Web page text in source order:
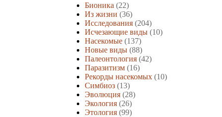
Бионика (22)
Из жизни (36)
Исследования (204)
Исчезающие виды (10)
Насекомые (137)
Новые виды (88)
Палеонтология (42)
Паразитизм (16)
Рекорды насекомых (10)
Симбиоз (13)
Эволюция (28)
Экология (26)
Этология (99)